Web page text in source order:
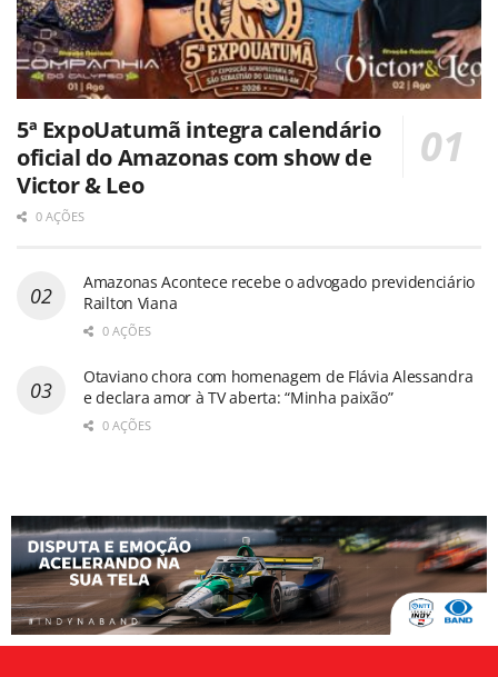
5ª ExpoUatumã integra calendário
oficial do Amazonas com show de
Victor & Leo
0 AÇÕES
Amazonas Acontece recebe o advogado previdenciário
Railton Viana
0 AÇÕES
Otaviano chora com homenagem de Flávia Alessandra
e declara amor à TV aberta: “Minha paixão”
0 AÇÕES